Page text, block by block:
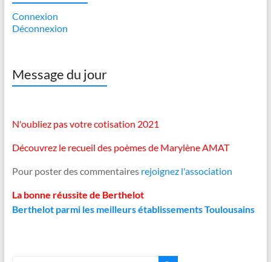
Connexion
Déconnexion
Message du jour
N'oubliez pas votre cotisation 2021
Découvrez le recueil des poèmes de Marylène AMAT
Pour poster des commentaires rejoignez l'association
La bonne réussite de Berthelot
Berthelot parmi les meilleurs établissements Toulousains